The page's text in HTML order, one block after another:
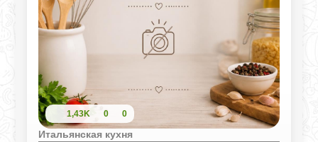
1,43K 0 0
Итальянская кухня